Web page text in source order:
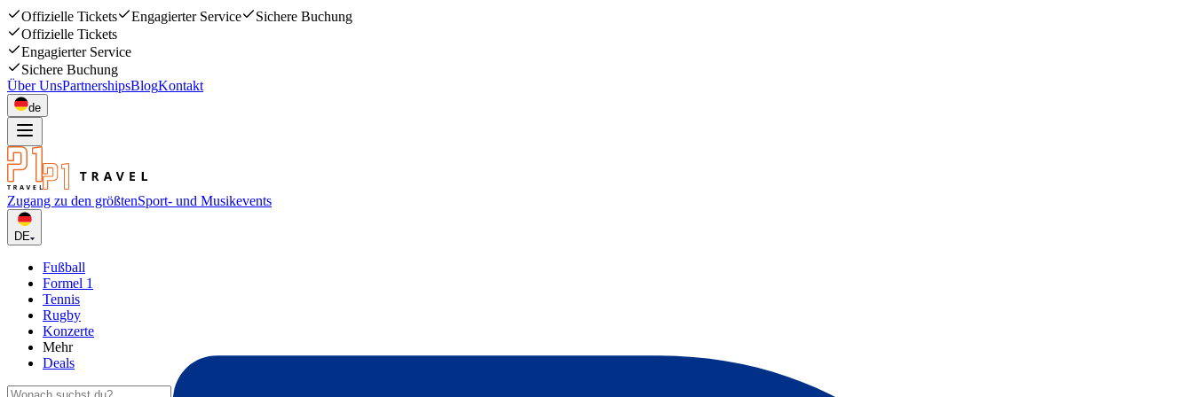
Offizielle Tickets Engagierter Service
Sichere Buchung
Offizielle Tickets
Engagierter Service
Sichere Buchung
Über UnsPartnershipsBlogKontakt
de
Zugang zu den größtenSport- und Musikevents
DE
Fußball
Formel 1
Tennis
Rugby
Konzerte
Mehr
Deals